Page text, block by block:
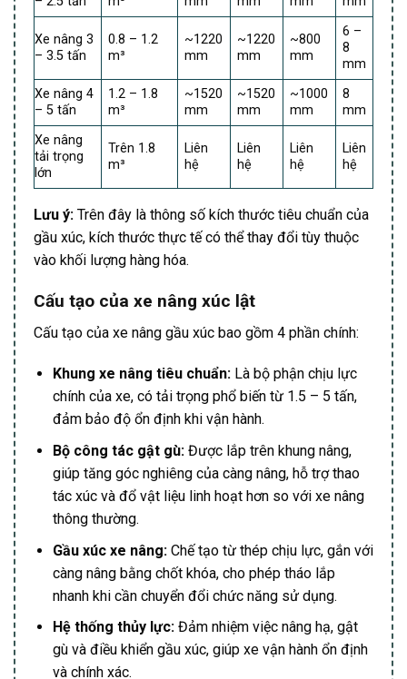
Xe nâng 3
– 3.5 tấn
0.8 – 1.2
m³
~1220
mm
~1220
mm
~800
mm
6 –
8
mm
Xe nâng 4
– 5 tấn
1.2 – 1.8
m³
~1520
mm
~1520
mm
~1000
mm
8
mm
Xe nâng
tải trọng
lớn
Trên 1.8
m³
Liên
hệ
Liên
hệ
Liên
hệ
Liên
hệ
Lưu ý: Trên đây là thông số kích thước tiêu chuẩn của
gầu xúc, kích thước thực tế có thể thay đổi tùy thuộc
vào khối lượng hàng hóa.
Cấu tạo của xe nâng xúc lật
Cấu tạo của xe nâng gầu xúc bao gồm 4 phần chính:
Khung xe nâng tiêu chuẩn:Là bộ phận chịu lực
chính của xe, có tải trọng phổ biến từ 1.5 – 5 tấn,
đảm bảo độ ổn định khi vận hành.
Bộ công tác gật gù:Được lắp trên khung nâng,
giúp tăng góc nghiêng của càng nâng, hỗ trợ thao
tác xúc và đổ vật liệu linh hoạt hơn so với xe nâng
thông thường.
Gầu xúc xe nâng:Chế tạo từ thép chịu lực, gắn với
càng nâng bằng chốt khóa, cho phép tháo lắp
nhanh khi cần chuyển đổi chức năng sử dụng.
Hệ thống thủy lực:Đảm nhiệm việc nâng hạ, gật
gù và điều khiển gầu xúc, giúp xe vận hành ổn định
và chính xác.